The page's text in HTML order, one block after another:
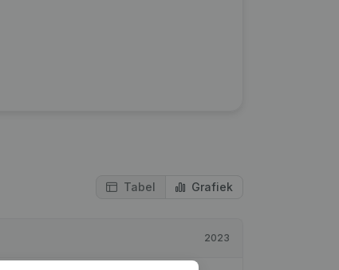
Tabel Grafiek
2023